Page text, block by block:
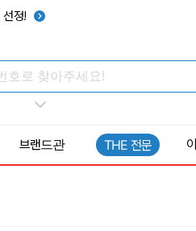
선정!
브랜드관 THE 전문